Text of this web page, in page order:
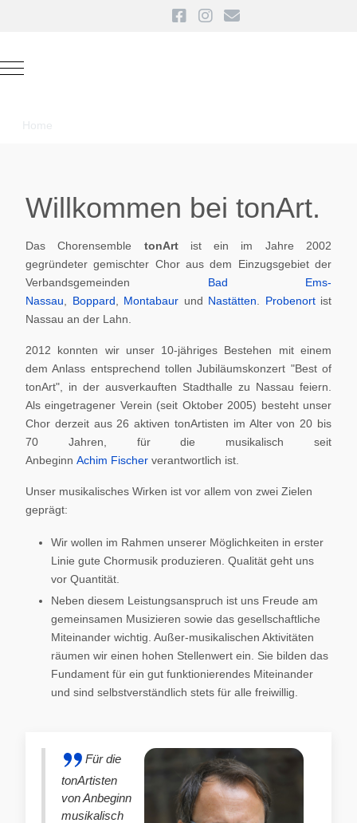
Mobile Menu Toggle
Home
Willkommen bei tonArt.
Das Chorensemble tonArt ist ein im Jahre 2002
gegründeter gemischter Chor aus dem Einzugsgebiet der
Verbandsgemeinden Bad Ems-
Nassau
Boppard Montabaur und Nastätten Probenortist
Nassau an der Lahn.
2012 konnten wir unser 10-jähriges Bestehen mit einem
dem Anlass entsprechend tollen Jubiläumskonzert "Best of
tonArt", in der ausverkauften Stadthalle zu Nassau feiern.
Als eingetragener Verein (seit Oktober 2005) besteht unser
Chor derzeit aus 26 aktiven tonArtisten im Alter von 20 bis
70 Jahren, für die musikalisch seit
Anbeginn Achim Fischer verantwortlich ist.
Unser musikalisches Wirken ist vor allem von zwei Zielen
geprägt:
Wir wollen im Rahmen unserer Möglichkeiten in erster
Linie gute Chormusik produzieren. Qualität geht uns
vor Quantität.
Neben diesem Leistungsanspruch ist uns Freude am
gemeinsamen Musizieren sowie das gesellschaftliche
Miteinander wichtig. Außer-musikalischen Aktivitäten
räumen wir einen hohen Stellenwert ein. Sie bilden das
Fundament für ein gut funktionierendes Miteinander
und sind selbstverständlich stets für alle freiwillig.
Für die
tonArtisten
von Anbeginn
musikalisch